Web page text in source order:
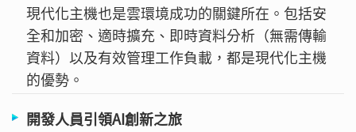
現代化主機也是雲環境成功的關鍵所在。包括安
全和加密、適時擴充、即時資料分析（無需傳輸
資料）以及有效管理工作負載，都是現代化主機
的優勢。
開發人員引領AI創新之旅